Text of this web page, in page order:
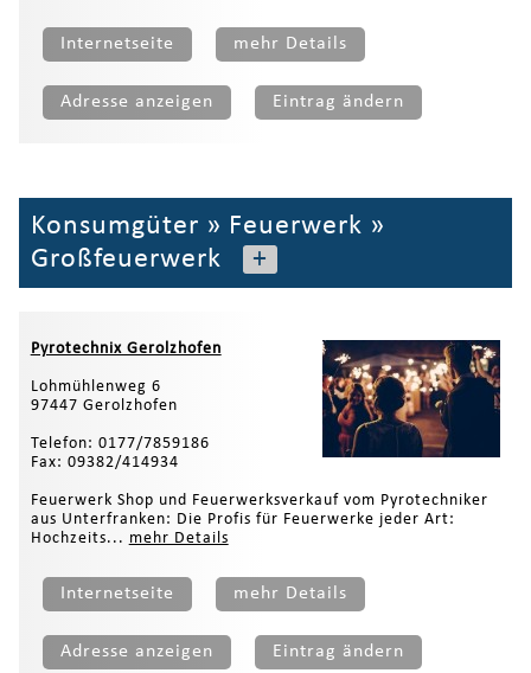
Internetseite mehr Details
Adresse anzeigen Eintrag ändern
Konsumgüter » Feuerwerk »
Großfeuerwerk
+
Pyrotechnix Gerolzhofen
Lohmühlenweg 6
97447 Gerolzhofen
Telefon: 0177/7859186
Fax: 09382/414934
Feuerwerk Shop und Feuerwerksverkauf vom Pyrotechniker
aus Unterfranken: Die Profis für Feuerwerke jeder Art:
Hochzeits... mehr Details
Internetseite mehr Details
Adresse anzeigen Eintrag ändern